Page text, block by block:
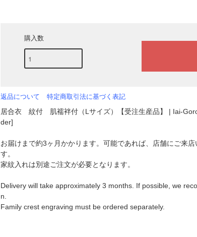
購入数
返品について 特定商取引法に基づく表記
居合衣 紋付 肌襦袢付（Lサイズ）【受注生産品】 | Iai-
der]
お届けまで約3ヶ月かかります。可能であれば、店舗にご来
す。
家紋入れは別途ご注文が必要となります。
Delivery will take approximately 3 months. If possible, we
n.
Family crest engraving must be ordered separately.